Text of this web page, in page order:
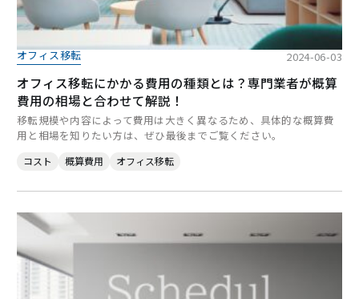
オフィス移転 2024-06-03
オフィス移転にかかる費用の種類とは？専門業者が概算
費用の相場と合わせて解説！
移転規模や内容によって費用は大きく異なるため、具体的な概算費
用と相場を知りたい方は、ぜひ最後までご覧ください。
コスト 概算費用 オフィス移転